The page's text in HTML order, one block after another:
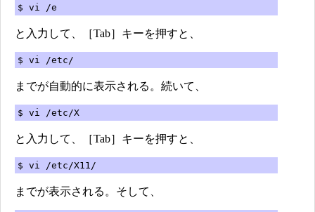
$ vi /e
と入力して、［Tab］キーを押すと、
$ vi /etc/
までが自動的に表示される。続いて、
$ vi /etc/X
と入力して、［Tab］キーを押すと、
$ vi /etc/X11/
までが表示される。そして、